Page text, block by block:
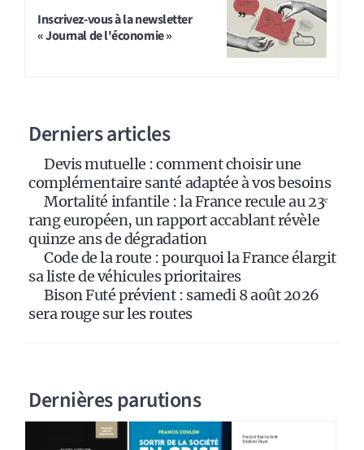
Inscrivez-vous à la newsletter
« Journal de l'économie »
Derniers articles
Devis mutuelle : comment choisir une
complémentaire santé adaptée à vos besoins
Mortalité infantile : la France recule au 23ᵉ
rang européen, un rapport accablant révèle
quinze ans de dégradation
Code de la route : pourquoi la France élargit
sa liste de véhicules prioritaires
Bison Futé prévient : samedi 8 août 2026
sera rouge sur les routes
Dernières parutions